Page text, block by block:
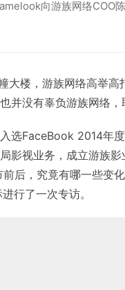
向游族网络COO
楼，游族网络高举高
并没有辜负游族网络，
选FaceBook 2014年
影视业务，成立游族
后，究竟有哪一些变
行了一次专访。